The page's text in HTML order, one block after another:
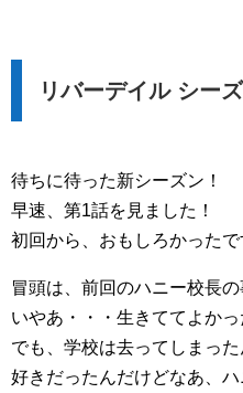
リバーデイル シー
待ちに待った新シーズン！
早速、第1話を見ました！
初回から、おもしろかったで
冒頭は、前回のハニー校長の
いやあ・・・生きててよかっ
でも、学校は去ってしまった
好きだったんだけどなあ、ハ